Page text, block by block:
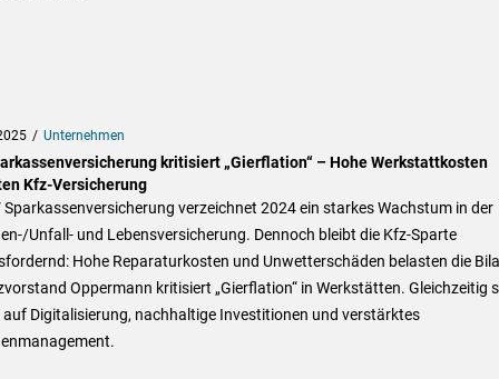
Unternehmen
kritisiert „Gierflation“ – Hohe Werkstattkosten
Kfz-Versicherung
Sparkassenversicherung verzeichnet 2024 ein starkes Wachstum in der
Unfall- und Lebensversicherung. Dennoch bleibt die Kfz-Sparte
Hohe Reparaturkosten und Unwetterschäden belasten die
Oppermann kritisiert „Gierflation“ in Werkstätten. Gleichzeitig
auf Digitalisierung, nachhaltige Investitionen und verstärktes